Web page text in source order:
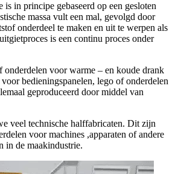
is in principe gebaseerd op een gesloten
massa vult een mal, gevolgd door
onderdeel te maken en uit te werpen als
is een continu proces onder
onderdelen voor warme – en koude drank
bedieningspanelen, lego of onderdelen
geproduceerd door middel van
veel technische halffabricaten. Dit zijn
voor machines ,apparaten of andere
in de maakindustrie.